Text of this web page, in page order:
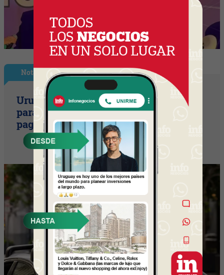
Nota Principal
Uruguay empieza a discutir las reglas
para una movilidad autónoma (¿Quién
paga si el auto sin conductor choca?)